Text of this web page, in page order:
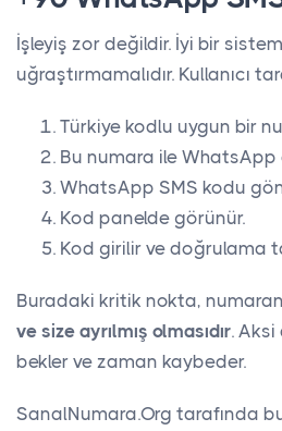
İşleyiş zor değildir. İyi bir
uğraştırmamalıdır. Kullanıcı
Türkiye kodlu uygun bir
Bu numara ile
WhatsApp SMS kodu
Kod panelde görünür.
Kod girilir ve doğrulama
Buradaki kritik nokta,
ve size ayrılmış olmasıdır.
bekler ve zaman kaybeder.
SanalNumara.Org tarafında